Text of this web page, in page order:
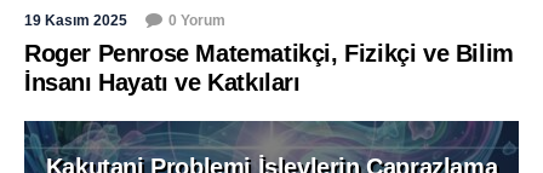
19 Kasım 2025 0 Yorum
Roger Penrose Matematikçi, Fizikçi ve Bilim
İnsanı Hayatı ve Katkıları
Kakutani Problemi İşlevlerin Çaprazlama